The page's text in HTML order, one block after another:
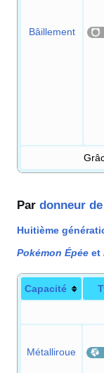
Bâillement
Par donneur
Huitième
Pokémon Épée et
Capacité
Métalliroue